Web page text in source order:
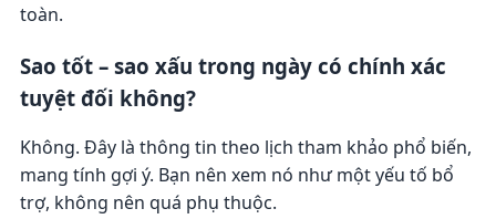
toàn.
Sao tốt – sao xấu trong ngày có chính xác
tuyệt đối không?
Không. Đây là thông tin theo lịch tham khảo phổ biến,
mang tính gợi ý. Bạn nên xem nó như một yếu tố bổ
trợ, không nên quá phụ thuộc.